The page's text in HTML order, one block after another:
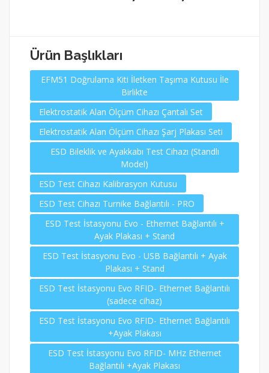
Ürün Başlıkları
EFM51 Doğrulama Kiti İletken Taşıma Kutusu İle
Birlikte
Elektrostatik Alan Ölçüm Cihazı Çantalı Set
Elektrostatik Alan Ölçüm Cihazı Şarj Plakası Seti
ESD Bileklik ve Ayakkabı Test Cihazı (Standlı
Model)
ESD Test Cihazı Kalibrasyon Kutusu
ESD Test Cihazı Turnike Bağlantılı - PRO
ESD Test İstasyonu Evo - Ethernet Bağlantılı +
Ayak Plakası + Stand
ESD Test İstasyonu Evo - USB Bağlantılı + Ayak
Plakası + Stand
ESD Test İstasyonu Evo RFID- Ethernet Bağlantılı
(sadece cihaz)
ESD Test İstasyonu Evo RFID- Ethernet Bağlantılı
+Ayak Plakası
ESD Test İstasyonu Evo RFID- MHz Ethernet
Bağlantılı +Ayak Plakası